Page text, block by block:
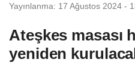
Yayınlanma: 17 Ağustos 2024 -
Ateşkes masası
yeniden